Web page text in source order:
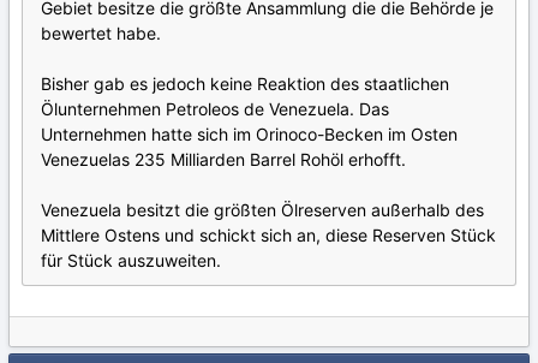
Gebiet besitze die größte Ansammlung die die Behörde je
bewertet habe.
Bisher gab es jedoch keine Reaktion des staatlichen
Ölunternehmen Petroleos de Venezuela. Das
Unternehmen hatte sich im Orinoco-Becken im Osten
Venezuelas 235 Milliarden Barrel Rohöl erhofft.
Venezuela besitzt die größten Ölreserven außerhalb des
Mittlere Ostens und schickt sich an, diese Reserven Stück
für Stück auszuweiten.